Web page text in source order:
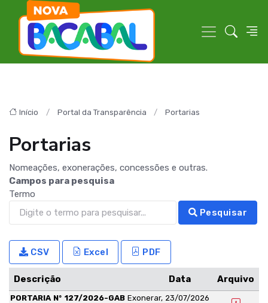
Início Portal da Transparência Portarias
Portarias
Nomeações, exonerações, concessões e outras.
Campos para pesquisa
Termo
Pesquisar
CSV Excel PDF
Descrição Data Arquivo
PORTARIA Nº 127/2026-GAB Exonerar, 23/07/2026